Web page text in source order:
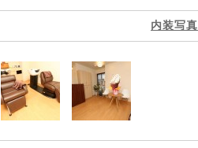
内装写真